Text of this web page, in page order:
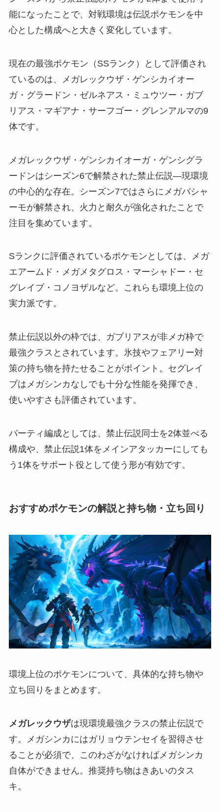
能になったことで、対戦環境は伝説ポケモンを中
心とした構成へと大きく変化しています。
現在の最強ポケモン（SSランク）として評価され
ているのは、メガレックウザ・ゲンシカイオー
ガ・グラードン・ゼルネアス・ミュウツー・ガブ
リアス・マギアナ・サーフゴー・グレンアルマの9
体です。
メガレックウザ・ゲンシカイオーガ・ゲンシグラ
ードンはシーズン6で解禁された禁止伝説—現環境
の中心的な存在。シーズン7ではさらにメガバシャ
ーモが解禁され、火力と耐久が強化されたことで
注目を集めています。
Sランクに評価されているポケモンとしては、メガ
エアームド・メガメタグロス・マーシャドー・セ
グレイブ・コノヨザルなど。これらも環境上位の
実力派です。
禁止伝説以外の枠では、ガブリアスが非メガ枠で
最強クラスとされています。氷技やフェアリー対
策の持ち物を持たせることがポイント。セグレイ
ブはメガシンカなしでも十分な性能を発揮でき、
使いやすさも評価されています。
パーティ編成としては、禁止伝説同士を2体並べる
構成や、禁止伝説1体をメインアタッカーにしても
う1体をサポート役として使う形が有効です。
おすすめポケモンの解説と持ち物・立ち回り
環境上位のポケモンについて、具体的な持ち物や
立ち回りをまとめます。
メガレックウザは現環境最強クラスの禁止伝説で
す。メガシンカにはガリョウテンセイを習得させ
ることが必須で、このわざがなければメガシンカ
自体ができません。推奨持ち物はきあいのタス
キ。